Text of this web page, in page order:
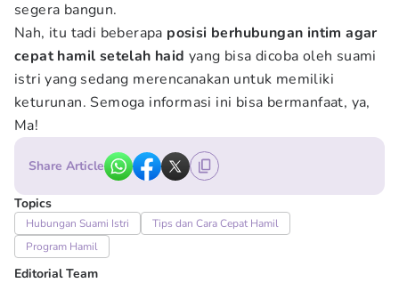
segera bangun.
Nah, itu tadi beberapa posisi berhubungan intim agar
cepat hamil setelah haid yang bisa dicoba oleh suami
istri yang sedang merencanakan untuk memiliki
keturunan. Semoga informasi ini bisa bermanfaat, ya,
Ma!
Share Article
Topics
Hubungan Suami Istri
Tips dan Cara Cepat Hamil
Program Hamil
Editorial Team